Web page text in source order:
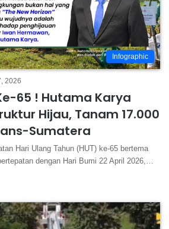
Infographic
2026
65 ! Hutama Karya
Hijau, Tanam 17.000
Sumatera
Hari Ulang Tahun (HUT) ke-65 bertema
dengan Hari Bumi 22 April 2026,…